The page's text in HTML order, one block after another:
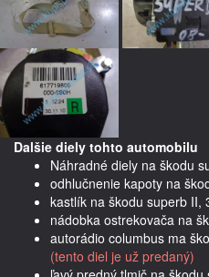
Dalšie diely tohto automobilu
Náhradné diely na škodu
odhlučnenie kapoty na
kastlík na škodu superb II,
nádobka ostrekovača na
autorádio columbus ma
(tento diel je už predaný)